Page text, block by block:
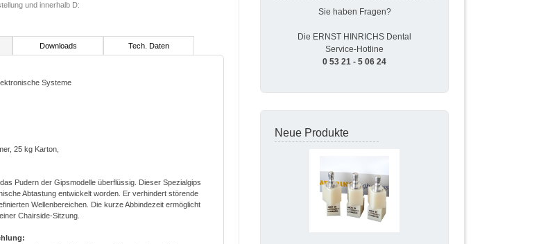
und innerhalb D:
Downloads Tech. Daten
Systeme
25 kg Karton,
Pudern der Gipsmodelle überflüssig. Dieser Spezialgips
Abtastung entwickelt worden. Er verhindert störende
Wellenbereichen. Die kurze Abbindezeit ermöglicht
Chairside-Sitzung.
Sie haben Fragen?
Die ERNST HINRICHS Dental
Service-Hotline
0 53 21 - 5 06 24
Neue Produkte